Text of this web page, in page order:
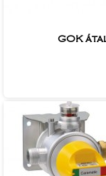
GOK